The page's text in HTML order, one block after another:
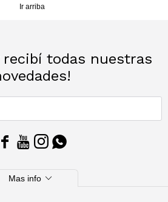
Ir arriba
recibí todas nuestras
   
Mas info expand_more